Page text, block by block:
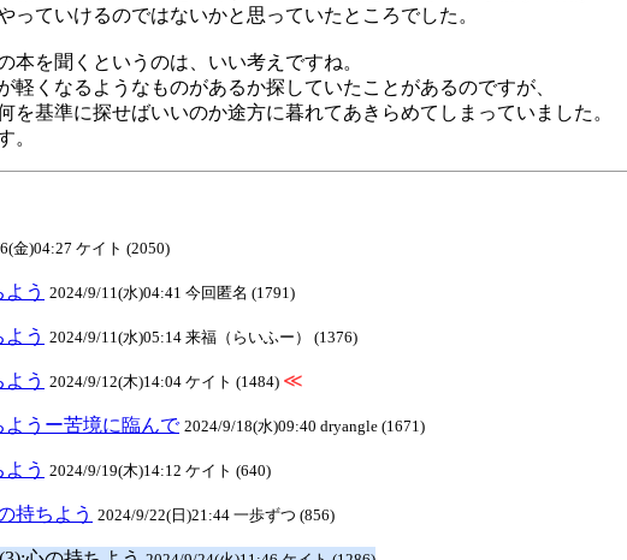
っていけるのではないかと思っていたところでした。
本を聞くというのは、いい考えですね。
軽くなるようなものがあるか探していたことがあるのですが、
を基準に探せばいいのか途方に暮れてあきらめてしまっていました。
。
金)04:27 ケイト (2050)
う 2024/9/11(水)04:41 今回匿名 (1791)
う 2024/9/11(水)05:14 来福（らいふー） (1376)
う 2024/9/12(木)14:04 ケイト (1484) ≪
ようー苦境に臨んで 2024/9/18(水)09:40 dryangle (1671)
う 2024/9/19(木)14:12 ケイト (640)
持ちよう 2024/9/22(日)21:44 一歩ずつ (856)